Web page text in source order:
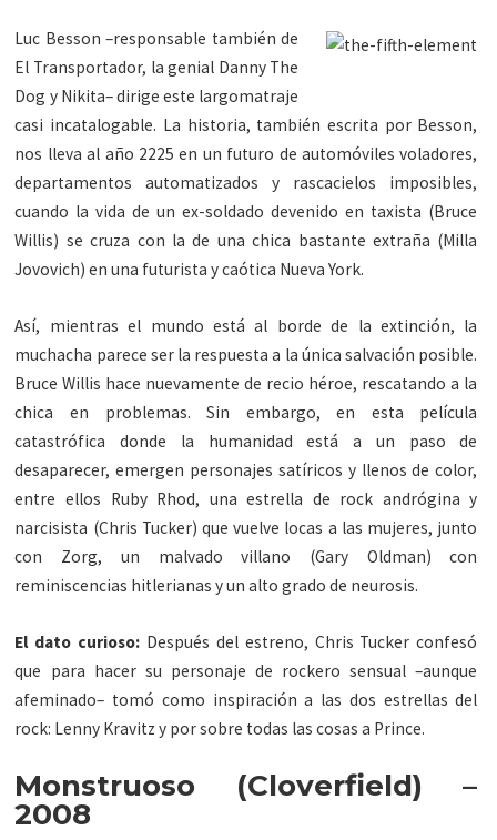
Luc Besson –responsable también de
El Transportador, la genial Danny The
Dog y Nikita– dirige este largomatraje
casi incatalogable. La historia, también escrita por Besson,
nos lleva al año 2225 en un futuro de automóviles voladores,
departamentos automatizados y rascacielos imposibles,
cuando la vida de un ex-soldado devenido en taxista (Bruce
Willis) se cruza con la de una chica bastante extraña (Milla
Jovovich) en una futurista y caótica Nueva York.
Así, mientras el mundo está al borde de la extinción, la
muchacha parece ser la respuesta a la única salvación posible.
Bruce Willis hace nuevamente de recio héroe, rescatando a la
chica en problemas. Sin embargo, en esta película
catastrófica donde la humanidad está a un paso de
desaparecer, emergen personajes satíricos y llenos de color,
entre ellos Ruby Rhod, una estrella de rock andrógina y
narcisista (Chris Tucker) que vuelve locas a las mujeres, junto
con Zorg, un malvado villano (Gary Oldman) con
reminiscencias hitlerianas y un alto grado de neurosis.
El dato curioso: Después del estreno, Chris Tucker confesó
que para hacer su personaje de rockero sensual –aunque
afeminado– tomó como inspiración a las dos estrellas del
rock: Lenny Kravitz y por sobre todas las cosas a Prince.
Monstruoso (Cloverfield) –
2008